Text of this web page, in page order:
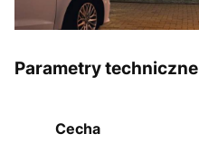
Parametry techniczne
Cecha